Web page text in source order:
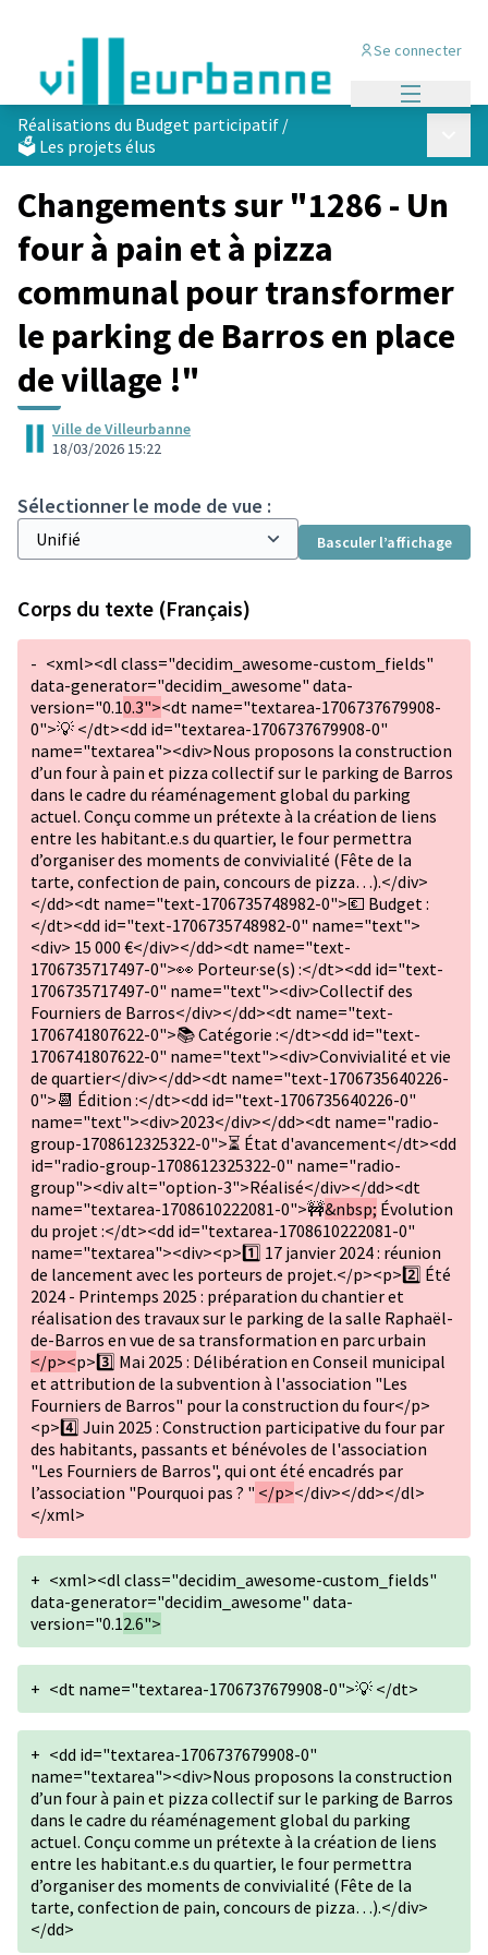
Se connecter
Réalisations du Budget participatif /
🗳️ Les projets élus
Changements sur "1286 - Un
four à pain et à pizza
communal pour transformer
le parking de Barros en place
de village !"
Ville de Villeurbanne
18/03/2026 15:22
Sélectionner le mode de vue :
Basculer l’affichage
Corps du texte (Français)
- <xml><dl class="decidim_awesome-custom_fields"
data-generator="decidim_awesome" data-
version="0.10.3"><dt name="textarea-1706737679908-
0">💡 </dt><dd id="textarea-1706737679908-0"
name="textarea"><div>Nous proposons la construction
d’un four à pain et pizza collectif sur le parking de Barros
dans le cadre du réaménagement global du parking
actuel. Conçu comme un prétexte à la création de liens
entre les habitant.e.s du quartier, le four permettra
d’organiser des moments de convivialité (Fête de la
tarte, confection de pain, concours de pizza…).</div>
</dd><dt name="text-1706735748982-0">💶 Budget :
</dt><dd id="text-1706735748982-0" name="text">
<div> 15 000 €</div></dd><dt name="text-
1706735717497-0">👀 Porteur·se(s) :</dt><dd id="text-
1706735717497-0" name="text"><div>Collectif des
Fourniers de Barros</div></dd><dt name="text-
1706741807622-0">📚 Catégorie :</dt><dd id="text-
1706741807622-0" name="text"><div>Convivialité et vie
de quartier</div></dd><dt name="text-1706735640226-
0">📆 Édition :</dt><dd id="text-1706735640226-0"
name="text"><div>2023</div></dd><dt name="radio-
group-1708612325322-0">⏳ État d'avancement</dt><dd
id="radio-group-1708612325322-0" name="radio-
group"><div alt="option-3">Réalisé</div></dd><dt
name="textarea-1708610222081-0">🚧&nbsp; Évolution
du projet :</dt><dd id="textarea-1708610222081-0"
name="textarea"><div><p>1️⃣ 17 janvier 2024 : réunion
de lancement avec les porteurs de projet.</p><p>2️⃣ Été
2024 - Printemps 2025 : préparation du chantier et
réalisation des travaux sur le parking de la salle Raphaël-
de-Barros en vue de sa transformation en parc urbain
</p><p>3️⃣ Mai 2025 : Délibération en Conseil municipal
et attribution de la subvention à l'association "Les
Fourniers de Barros" pour la construction du four</p>
<p>4️⃣ Juin 2025 : Construction participative du four par
des habitants, passants et bénévoles de l'association
"Les Fourniers de Barros", qui ont été encadrés par
l’association "Pourquoi pas ? " </p></div></dd></dl>
</xml>
+ <xml><dl class="decidim_awesome-custom_fields"
data-generator="decidim_awesome" data-
version="0.12.6">
+ <dt name="textarea-1706737679908-0">💡 </dt>
+ <dd id="textarea-1706737679908-0"
name="textarea"><div>Nous proposons la construction
d’un four à pain et pizza collectif sur le parking de Barros
dans le cadre du réaménagement global du parking
actuel. Conçu comme un prétexte à la création de liens
entre les habitant.e.s du quartier, le four permettra
d’organiser des moments de convivialité (Fête de la
tarte, confection de pain, concours de pizza…).</div>
</dd>